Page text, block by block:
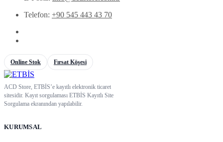
Telefon: +90 545 443 43 70
Online Stok Fırsat Köşesi
ACD Store, ETBİS’e kayıtlı elektronik ticaret
sitesidir. Kayıt sorgulaması ETBİS Kayıtlı Site
Sorgulama ekranından yapılabilir.
KURUMSAL